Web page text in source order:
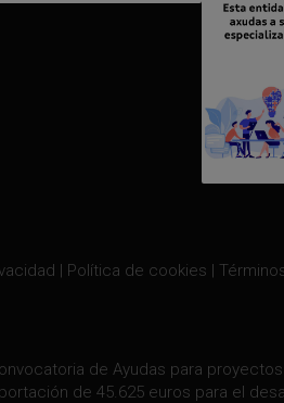
| Política de cookies |
de Ayudas para
de 45.625 euros para el